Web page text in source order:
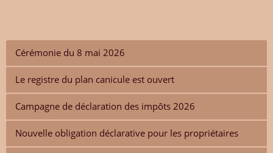
Cérémonie du 8 mai 2026
Le registre du plan canicule est ouvert
Campagne de déclaration des impôts 2026
Nouvelle obligation déclarative pour les propriétaires